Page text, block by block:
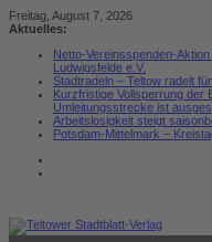
Zum
Inhalt
Freitag, August 7, 2026
Aktuelles:
Netto-Vereinsspenden-
Ludwigsfelde e.V.
Stadtradeln – Teltow radelt
Kurzfristige Vollsperrung der
Umleitungsstrecke ist
Arbeitslosigkeit steigt
Potsdam-Mittelmark –